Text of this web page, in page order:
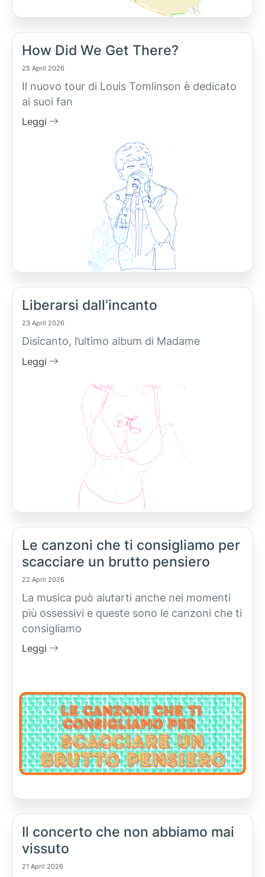
How Did We Get There?
25 April 2026
Il nuovo tour di Louis Tomlinson è dedicato
ai suoi fan
Leggi
Liberarsi dall’incanto
23 April 2026
Disicanto, l’ultimo album di Madame
Leggi
Le canzoni che ti consigliamo per
scacciare un brutto pensiero
22 April 2026
La musica può aiutarti anche nei momenti
più ossessivi e queste sono le canzoni che ti
consigliamo
Leggi
Il concerto che non abbiamo mai
vissuto
21 April 2026